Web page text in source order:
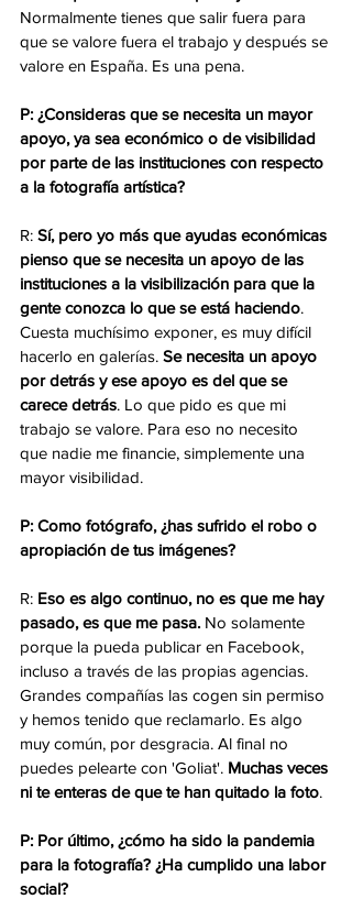
Normalmente tienes que salir fuera para
que se valore fuera el trabajo y después se
valore en España. Es una pena.
P: ¿Consideras que se necesita un mayor
apoyo, ya sea económico o de visibilidad
por parte de las instituciones con respecto
a la fotografía artística?
R: Sí, pero yo más que ayudas económicas
pienso que se necesita un apoyo de las
instituciones a la visibilización para que la
gente conozca lo que se está haciendo.
Cuesta muchísimo exponer, es muy difícil
hacerlo en galerías. Se necesita un apoyo
por detrás y ese apoyo es del que se
carece detrás. Lo que pido es que mi
trabajo se valore. Para eso no necesito
que nadie me financie, simplemente una
mayor visibilidad.
P: Como fotógrafo, ¿has sufrido el robo o
apropiación de tus imágenes?
R: Eso es algo continuo, no es que me hay
pasado, es que me pasa. No solamente
porque la pueda publicar en Facebook,
incluso a través de las propias agencias.
Grandes compañías las cogen sin permiso
y hemos tenido que reclamarlo. Es algo
muy común, por desgracia. Al final no
puedes pelearte con 'Goliat'. Muchas veces
ni te enteras de que te han quitado la foto.
P: Por último, ¿cómo ha sido la pandemia
para la fotografía? ¿Ha cumplido una labor
social?